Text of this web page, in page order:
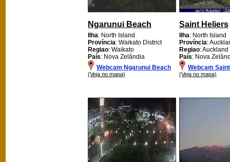
Ngarunui Beach
Ilha: North Island
Província: Waikato District
Regiao: Waikato
País: Nova Zelândia
Webcam Ngarunui Beach
(Veja no mapa)
Saint Heliers
Ilha: North Island
Província:
Regiao: Auckland
País: Nova
Webcam
(Veja no mapa)